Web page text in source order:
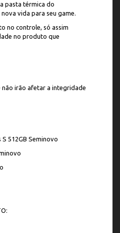
pasta térmica do
vida para seu game.
no controle, só assim
no produto que
não irão afetar a integridade
512GB Seminovo